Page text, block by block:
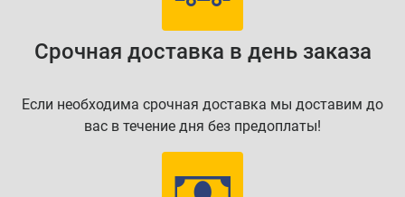
Срочная доставка в день заказа
Если необходима срочная доставка мы доставим до
вас в течение дня без предоплаты!